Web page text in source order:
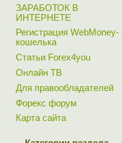
ЗАРАБОТОК В
ИНТЕРНЕТЕ
Регистрация WebMoney-
кошелька
Статьи Forex4you
Онлайн ТВ
Для правообладателей
Форекс форум
Карта сайта